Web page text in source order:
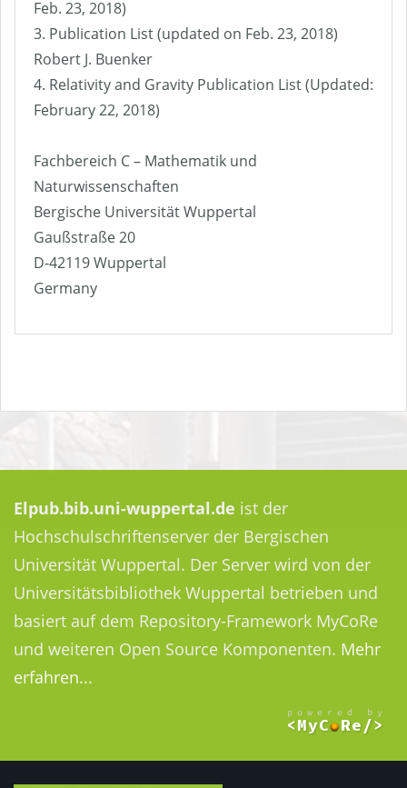
Feb. 23, 2018)
3. Publication List (updated on Feb. 23, 2018)
Robert J. Buenker
4. Relativity and Gravity Publication List (Updated:
February 22, 2018)
Fachbereich C – Mathematik und
Naturwissenschaften
Bergische Universität Wuppertal
Gaußstraße 20
D-42119 Wuppertal
Germany
Elpub.bib.uni-wuppertal.de ist der
Hochschulschriftenserver der Bergischen
Universität Wuppertal. Der Server wird von der
Universitätsbibliothek Wuppertal betrieben und
basiert auf dem Repository-Framework MyCoRe
und weiteren Open Source Komponenten. Mehr
erfahren...